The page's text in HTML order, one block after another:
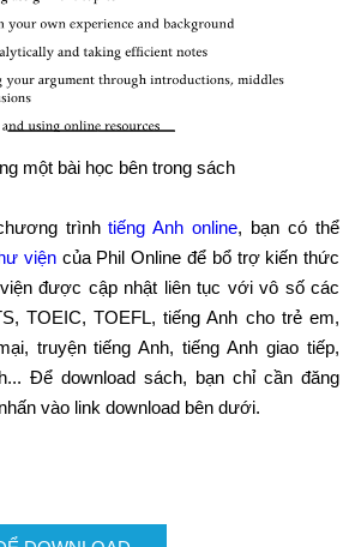
một bài học bên trong sách
trìnhtiếng Anh online, bạn có thể
việncủa Phil Online để bổ trợ kiến thức
được cập nhật liên tục với vô số các
TOEIC, TOEFL, tiếng Anh cho trẻ em,
truyện tiếng Anh, tiếng Anh giao tiếp,
Để download sách, bạn chỉ cần đăng
vào link download bên dưới.